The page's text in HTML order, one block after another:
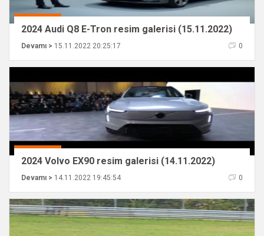
2024 Audi Q8 E-Tron resim galerisi (15.11.2022)
Devamı > 15.11.2022 20:25:17 0
2024 Volvo EX90 resim galerisi (14.11.2022)
Devamı > 14.11.2022 19:45:54 0